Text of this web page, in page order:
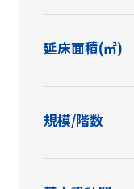
延床面積(㎡)
規模/階数